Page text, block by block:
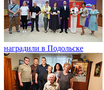
наградили в Подольске